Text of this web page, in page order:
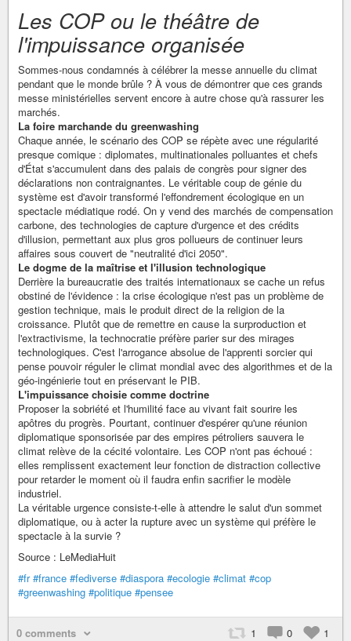
Les COP ou le théâtre de
l'impuissance organisée
Sommes-nous condamnés à célébrer la messe annuelle du climat
pendant que le monde brûle ? À vous de démontrer que ces grands
messe ministérielles servent encore à autre chose qu'à rassurer les
marchés.
La foire marchande du greenwashing
Chaque année, le scénario des COP se répète avec une régularité
presque comique : diplomates, multinationales polluantes et chefs
d'État s'accumulent dans des palais de congrès pour signer des
déclarations non contraignantes. Le véritable coup de génie du
système est d'avoir transformé l'effondrement écologique en un
spectacle médiatique rodé. On y vend des marchés de compensation
carbone, des technologies de capture d'urgence et des crédits
d'illusion, permettant aux plus gros pollueurs de continuer leurs
affaires sous couvert de "neutralité d'ici 2050".
Le dogme de la maîtrise et l'illusion technologique
Derrière la bureaucratie des traités internationaux se cache un refus
obstiné de l'évidence : la crise écologique n'est pas un problème de
gestion technique, mais le produit direct de la religion de la
croissance. Plutôt que de remettre en cause la surproduction et
l'extractivisme, la technocratie préfère parier sur des mirages
technologiques. C'est l'arrogance absolue de l'apprenti sorcier qui
pense pouvoir réguler le climat mondial avec des algorithmes et de la
géo-ingénierie tout en préservant le PIB.
L'impuissance choisie comme doctrine
Proposer la sobriété et l'humilité face au vivant fait sourire les
apôtres du progrès. Pourtant, continuer d'espérer qu'une réunion
diplomatique sponsorisée par des empires pétroliers sauvera le
climat relève de la cécité volontaire. Les COP n'ont pas échoué :
elles remplissent exactement leur fonction de distraction collective
pour retarder le moment où il faudra enfin sacrifier le modèle
industriel.
La véritable urgence consiste-t-elle à attendre le salut d'un sommet
diplomatique, ou à acter la rupture avec un système qui préfère le
spectacle à la survie ?
Source : LeMediaHuit
#fr #france #fediverse #diaspora #ecologie #climat #cop
#greenwashing #politique #pensee
0 comments 1 0 1